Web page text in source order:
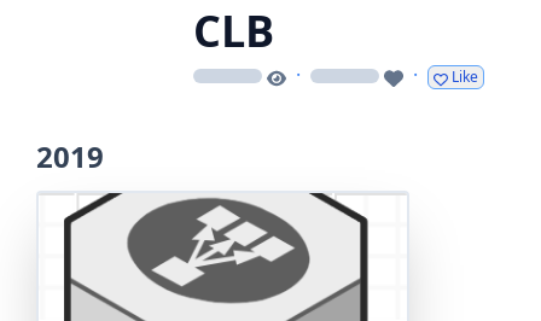
CLB
loading · loading · Like
2019